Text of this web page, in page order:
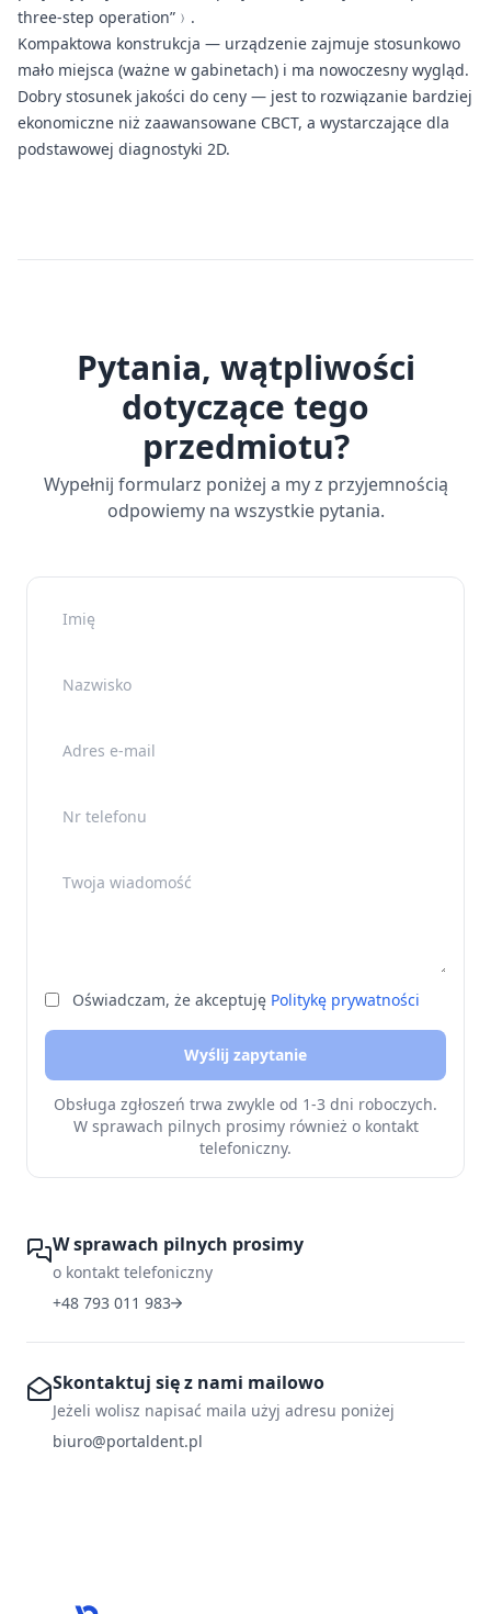
three-step operation”﹚.
Kompaktowa konstrukcja — urządzenie zajmuje stosunkowo
mało miejsca (ważne w gabinetach) i ma nowoczesny wygląd.
Dobry stosunek jakości do ceny — jest to rozwiązanie bardziej
ekonomiczne niż zaawansowane CBCT, a wystarczające dla
podstawowej diagnostyki 2D.
Pytania, wątpliwości
dotyczące tego
przedmiotu?
Wypełnij formularz poniżej a my z przyjemnością
odpowiemy na wszystkie pytania.
Nazwisko
Adres e-mail
Nr telefonu
Twoja wiadomość
Oświadczam, że akceptuję Politykę prywatności
Wyślij zapytanie
Obsługa zgłoszeń trwa zwykle od 1-3 dni roboczych.
W sprawach pilnych prosimy również o kontakt
telefoniczny.
W sprawach pilnych prosimy
o kontakt telefoniczny
+48 793 011 983
Skontaktuj się z nami mailowo
Jeżeli wolisz napisać maila użyj adresu poniżej
biuro@portaldent.pl